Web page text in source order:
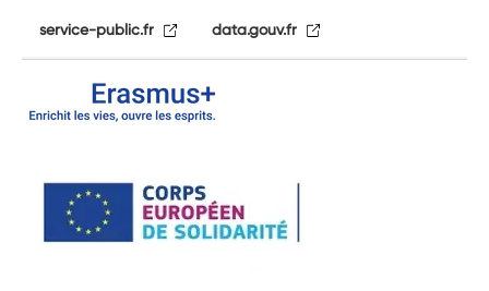
service-public.fr data.gouv.fr